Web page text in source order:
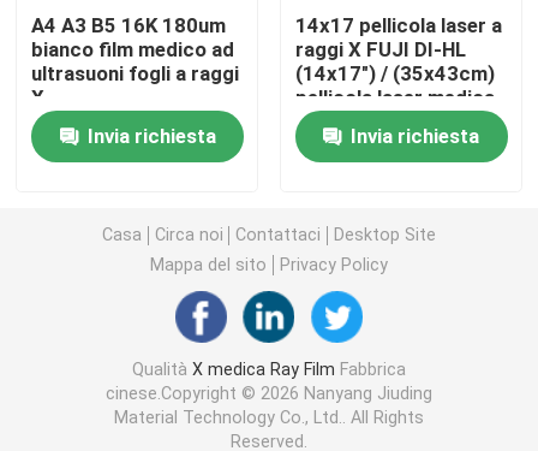
Film asciutto medico
Lastra radioscopica dell'ANIMALE DOMESTICO
carta della foto del rc
Film del trasferimento di calore
A4 A3 B5 16K 180um
bianco film medico ad
ultrasuoni fogli a raggi
X
Invia richiesta
14x17 pellicola laser a
raggi X FUJI DI-HL
(14x17") / (35x43cm)
pellicola laser medica
pellicola a secco fuji
Invia richiesta
Casa Circa noi Contattaci
Desktop Site
Mappa del sito
Privacy Policy
Qualità X medica Ray Film Fabbrica
cinese.Copyright © 2026 Nanyang Jiuding
Material Technology Co., Ltd.. All Rights
Reserved.